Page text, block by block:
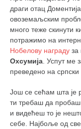
историја
бубиши
карате
кихон
наиханчи
кушанку
пасаи
темашивари
драги отац
овоземаљским
много теже скинути
потражимо на
Нобелову награду за
Охсумија . Успут
преведено на
Још се сећам шта је
ти требаш да
и видећеш то је
себе. Најбоље од